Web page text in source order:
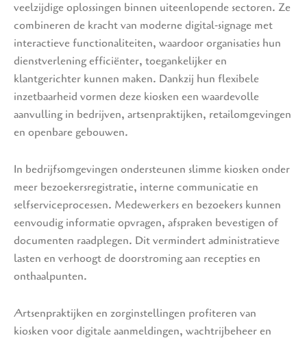
veelzijdige oplossingen binnen uiteenlopende sectoren. Ze
combineren de kracht van moderne digital‑signage met
interactieve functionaliteiten, waardoor organisaties hun
dienstverlening efficiënter, toegankelijker en
klantgerichter kunnen maken. Dankzij hun flexibele
inzetbaarheid vormen deze kiosken een waardevolle
aanvulling in bedrijven, artsenpraktijken, retailomgevingen
en openbare gebouwen.
In bedrijfsomgevingen ondersteunen slimme kiosken onder
meer bezoekersregistratie, interne communicatie en
selfserviceprocessen. Medewerkers en bezoekers kunnen
eenvoudig informatie opvragen, afspraken bevestigen of
documenten raadplegen. Dit vermindert administratieve
lasten en verhoogt de doorstroming aan recepties en
onthaalpunten.
Artsenpraktijken en zorginstellingen profiteren van
kiosken voor digitale aanmeldingen, wachtrijbeheer en